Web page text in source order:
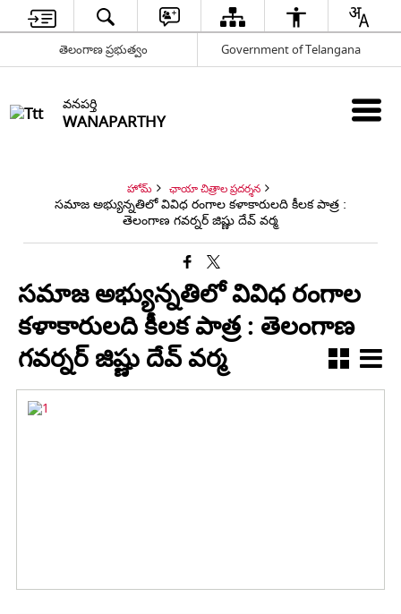
తెలంగాణ ప్రభుత్వం Government of Telangana
వనపర్తి
WANAPARTHY
హోమ్ ఛాయా చిత్రాల ప్రదర్శన
సమాజ అభ్యున్నతిలో వివిధ రంగాల కళాకారులది కీలక పాత్ర :
తెలంగాణ గవర్నర్ జిష్ణు దేవ్ వర్మ
సమాజ అభ్యున్నతిలో వివిధ రంగాల
కళాకారులది కీలక పాత్ర : తెలంగాణ
గవర్నర్ జిష్ణు దేవ్ వర్మ